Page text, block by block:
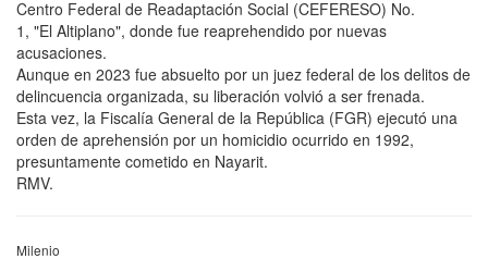
Centro Federal de Readaptación Social (CEFERESO) No.
1, "El Altiplano", donde fue reaprehendido por nuevas
acusaciones.
Aunque en 2023 fue absuelto por un juez federal de los delitos de
delincuencia organizada, su liberación volvió a ser frenada.
Esta vez, la Fiscalía General de la República (FGR) ejecutó una
orden de aprehensión por un homicidio ocurrido en 1992,
presuntamente cometido en Nayarit.
RMV.
Milenio